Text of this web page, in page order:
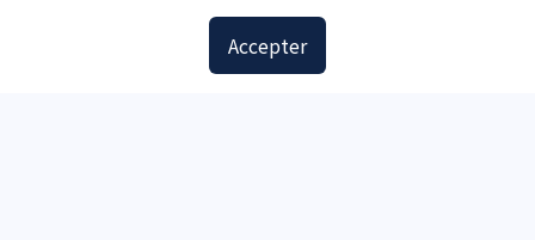
Accepter
Guide voiture d'occasion